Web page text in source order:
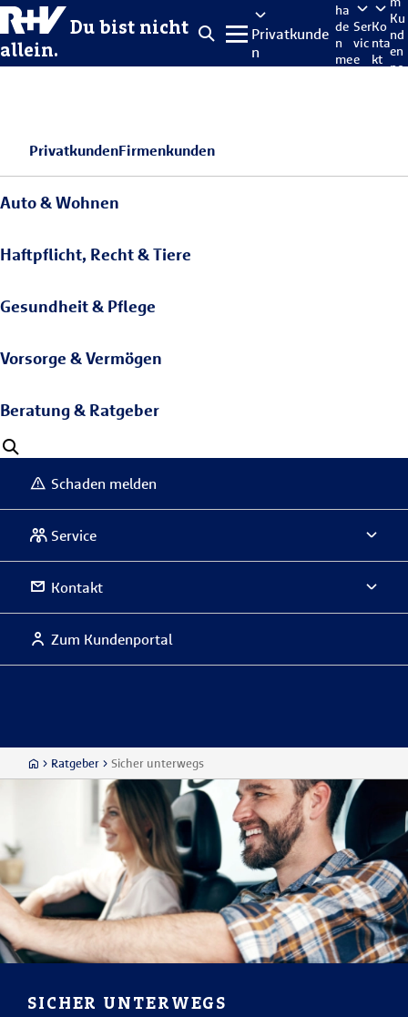
Du bist nicht
allein.
Privatkunde
n
ha
de
n
me
Ser
vic
e
Ko
nta
kt
Ku
nd
en
po
PrivatkundenFirmenkunden
Auto & Wohnen
Haftpflicht, Recht & Tiere
Gesundheit & Pflege
Vorsorge & Vermögen
Beratung & Ratgeber
Schaden melden
Service
Kontakt
Zum Kundenportal
Ratgeber Sicher unterwegs
SICHER UNTERWEGS